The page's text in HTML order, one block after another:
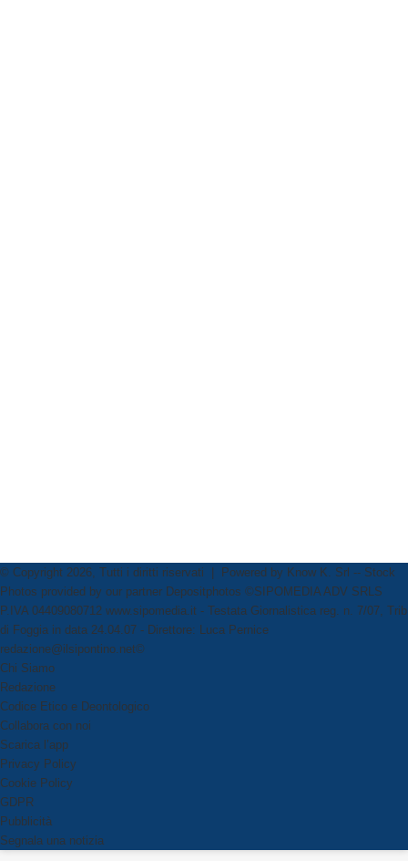
© Copyright 2026, Tutti i diritti riservati | Powered by Know K. Srl -- Stock
Photos provided by our partner Depositphotos ©SIPOMEDIA ADV SRLS
P.IVA 04409080712 www.sipomedia.it - Testata Giornalistica reg. n. 7/07, Trib
di Foggia in data 24.04.07 - Direttore: Luca Pernice
redazione@ilsipontino.net©
Chi Siamo
Redazione
Codice Etico e Deontologico
Collabora con noi
Scarica l’app
Privacy Policy
Cookie Policy
GDPR
Pubblicità
Segnala una notizia